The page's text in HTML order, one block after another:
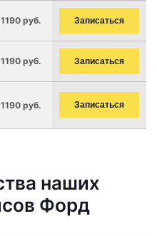
руб. Записаться
руб. Записаться
руб. Записаться
наших
Форд